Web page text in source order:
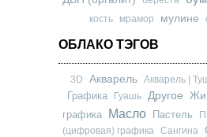
кость мрамор мулине
ОБЛАКО ТЭГОВ
3D Акварель Акварель |
Графика Гуашь Другое
графика
Масло Пастель
(цифровая) графика
Сангина